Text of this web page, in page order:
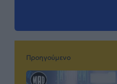
Προηγούμενο